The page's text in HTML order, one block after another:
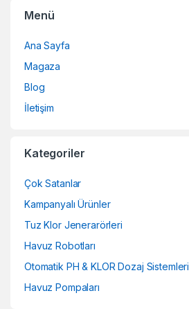
Menü
Ana Sayfa
Magaza
Blog
İletişim
Kategoriler
Çok Satanlar
Kampanyalı Ürünler
Tuz Klor Jenerarörleri
Havuz Robotları
Otomatik PH & KLOR Dozaj Sistemleri
Havuz Pompaları